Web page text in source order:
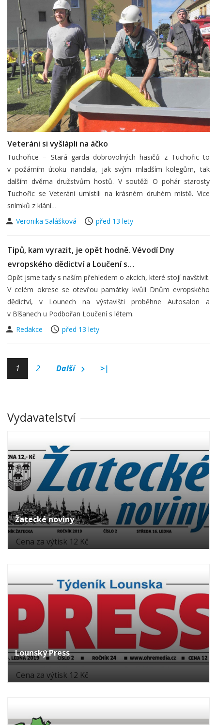
Veteráni si vyšlápli na áčko
Tuchořice – Stará garda dobrovolných hasičů z Tuchořic to
v požárním útoku nandala, jak svým mladším kolegům, tak
dalším dvěma družstvům hostů. V soutěži O pohár starosty
Tuchořic se Veteráni umístili na krásném druhém místě. Více
snímků z klání…
Veronika Salášková
před 13 lety
Tipů, kam vyrazit, je opět hodně. Vévodí Dny
evropského dědictví a Loučení s…
Opět jsme tady s naším přehledem o akcích, které stojí navštívit.
V celém okrese se otevřou památky kvůli Dnům evropského
dědictví, v Lounech na výstavišti proběhne Autosalon a
v Blšanech u Podbořan Loučení s létem.
Redakce
před 13 lety
1 2 Další >|
Vydavatelství
Žatecké noviny
Cena za výtisk 12 Kč
Lounský Press
Cena za výtisk 12 Kč